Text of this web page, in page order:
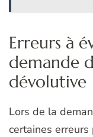
Erreurs à
demande
dévolutive
Lors de la
certaines